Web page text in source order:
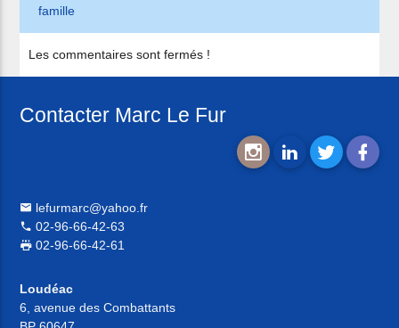
famille
Les commentaires sont fermés !
Contacter Marc Le Fur
lefurmarc@yahoo.fr
02-96-66-42-63
02-96-66-42-61
Loudéac
6, avenue des Combattants